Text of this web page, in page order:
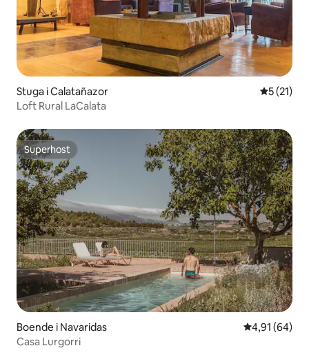
Stuga i Calatañazor 5 av 5 i
5 (21)
Loft Rural LaCalata
Superhost
Superhost
Boende i Navaridas 4,91 av 5 i
4,91 (64)
Casa Lurgorri